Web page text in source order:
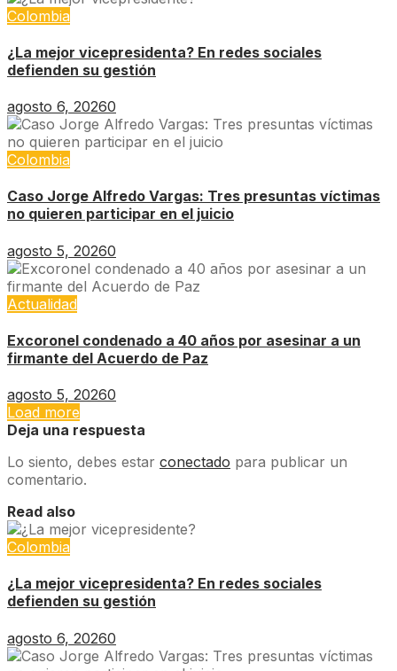
Colombia
¿La mejor vicepresidenta? En redes sociales
defienden su gestión
agosto 6, 20260
Colombia
Caso Jorge Alfredo Vargas: Tres presuntas víctimas
no quieren participar en el juicio
agosto 5, 20260
Actualidad
Excoronel condenado a 40 años por asesinar a un
firmante del Acuerdo de Paz
agosto 5, 20260
Load more
Deja una respuesta
Lo siento, debes estar conectado para publicar un
comentario.
Read also
Colombia
¿La mejor vicepresidenta? En redes sociales
defienden su gestión
agosto 6, 20260